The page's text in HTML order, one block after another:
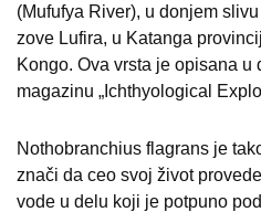
(Mufufya River), u donjem
zove Lufira, u Katanga
Kongo. Ova vrsta je opisana u
magazinu „Ichthyological
Nothobranchius flagrans je
znači da ceo svoj život
vode u delu koji je potpuno